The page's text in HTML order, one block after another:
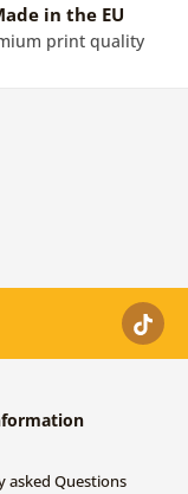
in the EU
print quality
asked Questions